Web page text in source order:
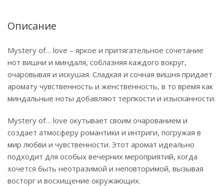
Описание
Mystery of… love – яркое и притягательное сочетание
нот вишни и миндаля, соблазняя каждого вокруг,
очаровывая и искушая. Сладкая и сочная вишня придает
аромату чувственность и женственность, в то время как
миндальные ноты добавляют терпкости и изысканности.
Mystery of… love окутывает своим очарованием и
создает атмосферу романтики и интриги, погружая в
мир любви и чувственности. Этот аромат идеально
подходит для особых вечерних мероприятий, когда
хочется быть неотразимой и неповторимой, вызывая
восторг и восхищение окружающих.